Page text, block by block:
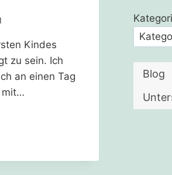
Kindes
zu sein. Ich
an einen Tag
mit…
Blog